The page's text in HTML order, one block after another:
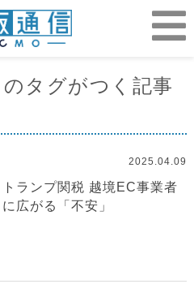
のタグがつく記事
2025.04.09
トランプ関税 越境EC事業者
に広がる「不安」